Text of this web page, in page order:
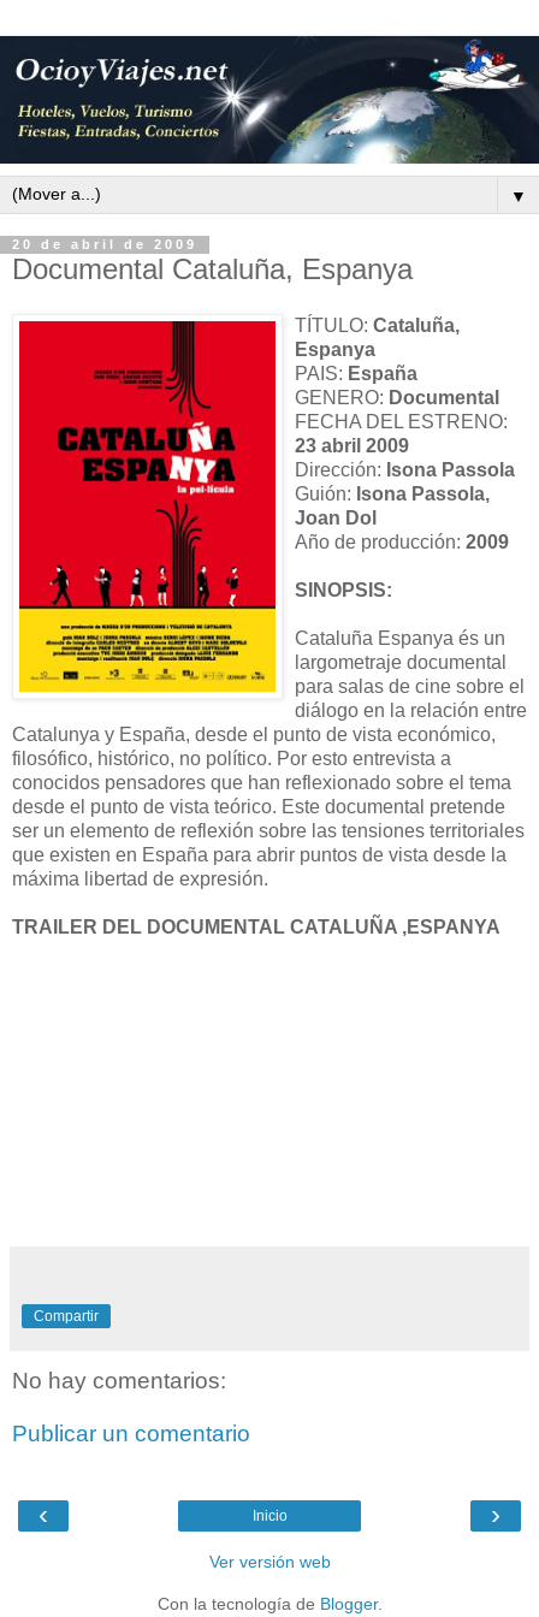
▼
20 de abril de 2009
Documental Cataluña, Espanya
TÍTULO: Cataluña,
Espanya
PAIS: España
GENERO: Documental
FECHA DEL ESTRENO:
23 abril 2009
Dirección: Isona Passola
Guión: Isona Passola,
Joan Dol
Año de producción: 2009
SINOPSIS:
Cataluña Espanya és un
largometraje documental
para salas de cine sobre el
diálogo en la relación entre
Catalunya y España, desde el punto de vista económico,
filosófico, histórico, no político. Por esto entrevista a
conocidos pensadores que han reflexionado sobre el tema
desde el punto de vista teórico. Este documental pretende
ser un elemento de reflexión sobre las tensiones territoriales
que existen en España para abrir puntos de vista desde la
máxima libertad de expresión.
TRAILER DEL DOCUMENTAL CATALUÑA ,ESPANYA
Compartir
No hay comentarios:
Publicar un comentario
‹ ›
Inicio
Ver versión web
Con la tecnología de Blogger.